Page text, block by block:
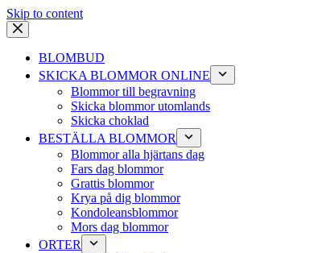
Skip to content
BLOMBUD
SKICKA BLOMMOR ONLINE
Blommor till begravning
Skicka blommor utomlands
Skicka choklad
BESTÄLLA BLOMMOR
Blommor alla hjärtans dag
Fars dag blommor
Grattis blommor
Krya på dig blommor
Kondoleansblommor
Mors dag blommor
ORTER